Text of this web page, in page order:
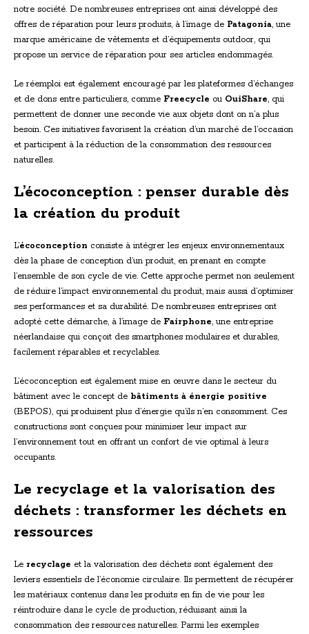
notre société. De nombreuses entreprises ont ainsi développé des
offres de réparation pour leurs produits, à l’image de Patagonia, une
marque américaine de vêtements et d’équipements outdoor, qui
propose un service de réparation pour ses articles endommagés.
Le réemploi est également encouragé par les plateformes d’échanges
et de dons entre particuliers, comme Freecycle ou OuiShare, qui
permettent de donner une seconde vie aux objets dont on n’a plus
besoin. Ces initiatives favorisent la création d’un marché de l’occasion
et participent à la réduction de la consommation des ressources
naturelles.
L’écoconception : penser durable dès
la création du produit
L’écoconception consiste à intégrer les enjeux environnementaux
dès la phase de conception d’un produit, en prenant en compte
l’ensemble de son cycle de vie. Cette approche permet non seulement
de réduire l’impact environnemental du produit, mais aussi d’optimiser
ses performances et sa durabilité. De nombreuses entreprises ont
adopté cette démarche, à l’image de Fairphone, une entreprise
néerlandaise qui conçoit des smartphones modulaires et durables,
facilement réparables et recyclables.
L’écoconception est également mise en œuvre dans le secteur du
bâtiment avec le concept de bâtiments à énergie positive
(BEPOS), qui produisent plus d’énergie qu’ils n’en consomment. Ces
constructions sont conçues pour minimiser leur impact sur
l’environnement tout en offrant un confort de vie optimal à leurs
occupants.
Le recyclage et la valorisation des
déchets : transformer les déchets en
ressources
Le recyclage et la valorisation des déchets sont également des
leviers essentiels de l’économie circulaire. Ils permettent de récupérer
les matériaux contenus dans les produits en fin de vie pour les
réintroduire dans le cycle de production, réduisant ainsi la
consommation des ressources naturelles. Parmi les exemples